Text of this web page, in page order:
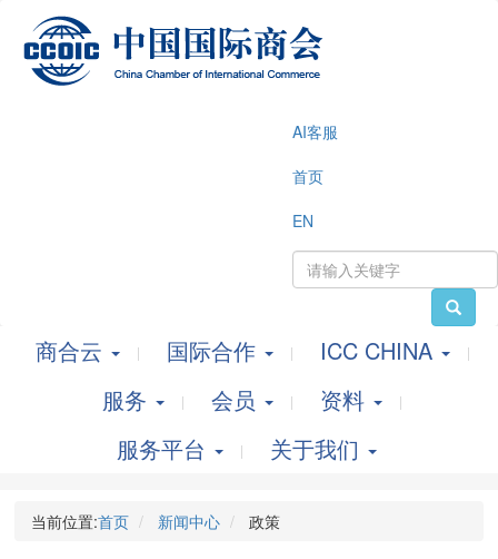
AI客服
首页
EN
商合云 国际合作
ICC CHINA
服务
会员
资料
服务平台
关于我们
当前位置:首页 新闻中心 政策